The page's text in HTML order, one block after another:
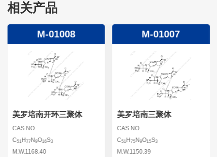
相关产品
M-01008
美罗培南开环三聚体
CAS NO.
C51 H77N9O16S3
M.W.1168.40
M-01007
美罗培南三聚体
CAS NO.
C51H75N9O15S3
M.W.1150.39